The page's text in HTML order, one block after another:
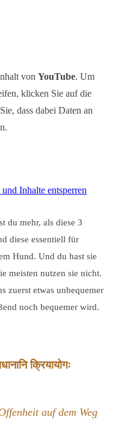
von YouTube. Um
klicken Sie auf die
dass dabei Daten an
Inhalte entsperren
du mehr, als diese 3
diese essentiell für
Hund. Und du hast sie
meisten nutzen sie nicht.
zuerst etwas unbequemer
noch bequemer wird.
क्रियायोगः
auf dem Weg